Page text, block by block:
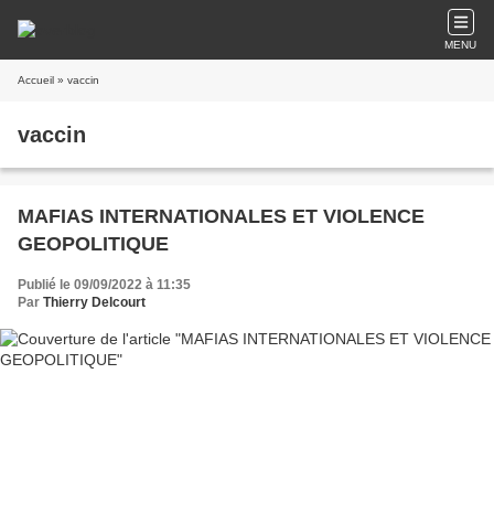
MENU
Accueil » vaccin
vaccin
MAFIAS INTERNATIONALES ET VIOLENCE
GEOPOLITIQUE
Publié le 09/09/2022 à 11:35
Par Thierry Delcourt